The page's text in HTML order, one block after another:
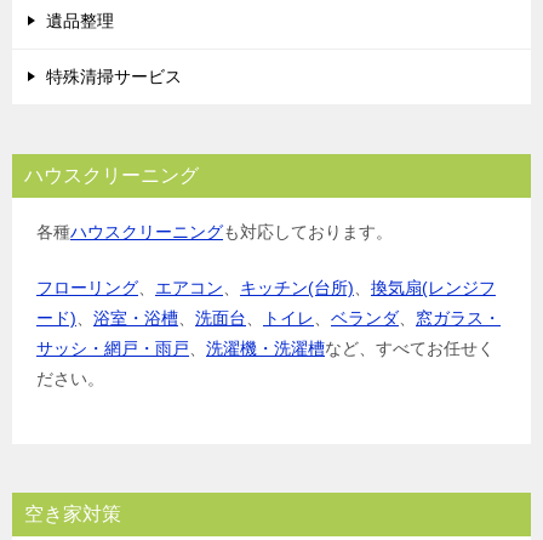
遺品整理
特殊清掃サービス
ハウスクリーニング
各種ハウスクリーニングも対応しております。
フローリング エアコン キッチン(台所)
換気扇(レンジフ
ード)
浴室・浴槽 洗面台 トイレ ベランダ
窓ガラス・
サッシ・網戸・雨戸
洗濯機・洗濯槽など、すべてお任せく
ださい。
空き家対策